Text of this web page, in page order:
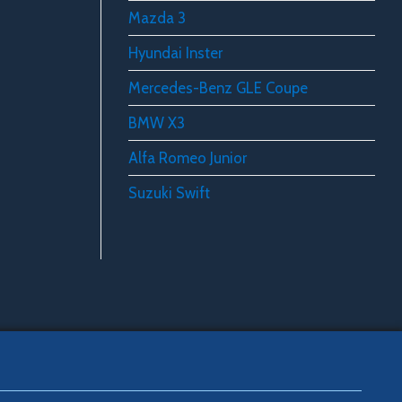
Mazda 3
Hyundai Inster
Mercedes-Benz GLE Coupe
BMW X3
Alfa Romeo Junior
Suzuki Swift